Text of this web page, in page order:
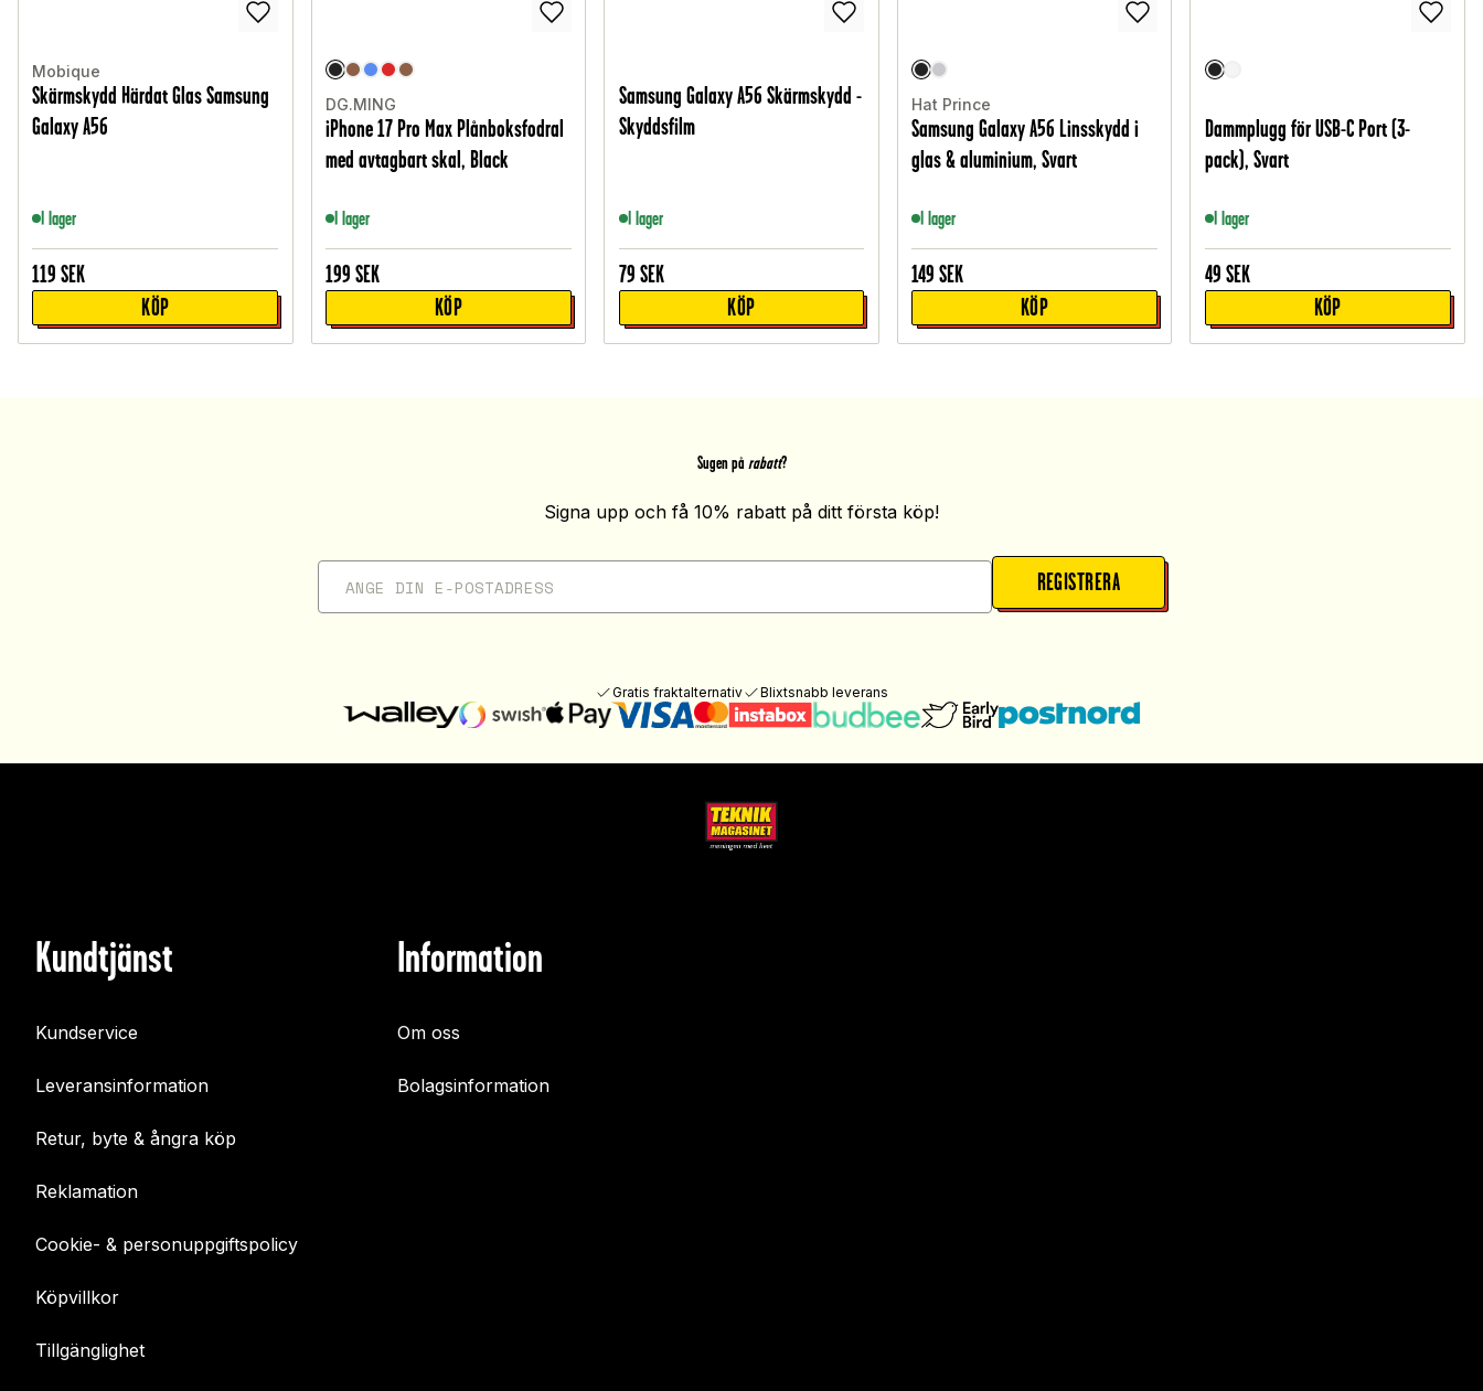
Mobique
Skärmskydd Härdat Glas Samsung
Galaxy A56
I lager
119 SEK
KÖP
DG.MING
iPhone 17 Pro Max Plånboksfodral
med avtagbart skal, Black
I lager
199 SEK
KÖP
Samsung Galaxy A56 Skärmskydd -
Skyddsfilm
I lager
79 SEK
KÖP
Hat Prince
Samsung Galaxy A56 Linsskydd i
glas & aluminium, Svart
I lager
149 SEK
KÖP
Dammplugg för USB-C Port (3-
pack), Svart
I lager
49 SEK
KÖP
Sugen på rabatt?
Signa upp och få 10% rabatt på ditt första köp!
REGISTRERA
Gratis fraktalternativ Blixtsnabb leverans
Kundtjänst
Kundservice
Leveransinformation
Retur, byte & ångra köp
Reklamation
Cookie- & personuppgiftspolicy
Köpvillkor
Tillgänglighet
Information
Om oss
Bolagsinformation